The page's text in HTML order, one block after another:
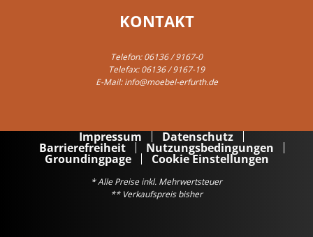
KONTAKT
Telefon:06136 / 9167-0
Telefax: 06136 / 9167-19
E-Mail:info@moebel-erfurth.de
Impressum Datenschutz
Barrierefreiheit Nutzungsbedingungen
Groundingpage Cookie Einstellungen
* Alle Preise inkl. Mehrwertsteuer
** Verkaufspreis bisher